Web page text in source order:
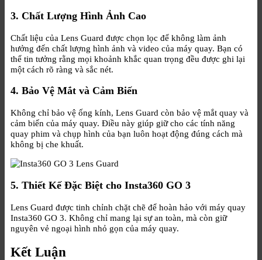
3. Chất Lượng Hình Ảnh Cao
Chất liệu của Lens Guard được chọn lọc để không làm ảnh
hưởng đến chất lượng hình ảnh và video của máy quay. Bạn có
thể tin tưởng rằng mọi khoảnh khắc quan trọng đều được ghi lại
một cách rõ ràng và sắc nét.
4. Bảo Vệ Mắt và Cảm Biến
Không chỉ bảo vệ ống kính, Lens Guard còn bảo vệ mắt quay và
cảm biến của máy quay. Điều này giúp giữ cho các tính năng
quay phim và chụp hình của bạn luôn hoạt động đúng cách mà
không bị che khuất.
5. Thiết Kế Đặc Biệt cho Insta360 GO 3
Lens Guard được tinh chỉnh chặt chẽ để hoàn hảo với máy quay
Insta360 GO 3. Không chỉ mang lại sự an toàn, mà còn giữ
nguyên vẻ ngoại hình nhỏ gọn của máy quay.
Kết Luận